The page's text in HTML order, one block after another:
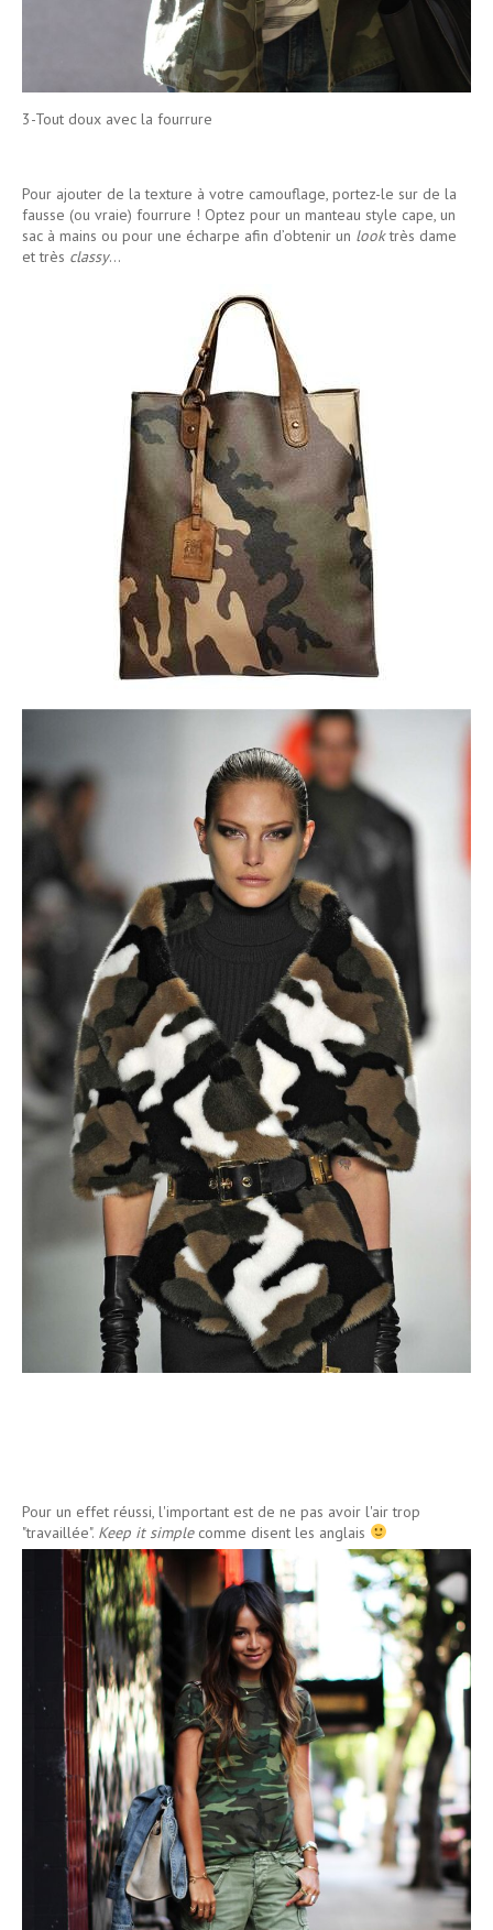
3-Tout doux avec la fourrure
Pour ajouter de la texture à votre camouflage, portez-le sur de la
fausse (ou vraie) fourrure ! Optez pour un manteau style cape, un
sac à mains ou pour une écharpe afin d’obtenir un looktrès dame
et très classy…
Pour un effet réussi, l'important est de ne pas avoir l'air trop
"travaillée". Keep it simplecomme disent les anglais